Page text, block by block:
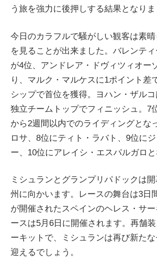
う旅を強力に後押しする結果となりま
今日のカラフルで騒がしい観客は素
を見ることが出来ました。バレンテ
が4位、アンドレア・ドヴィツィオー
り、マルク・マルケスに1ポイント差
シップで首位を獲得。ヨハン・ザル
独立チームトップでフィニッシュ。7
から2週間以内でのライディングとな
ロサ、8位にティト・ラバト、9位に
ー、10位にアレイシ・エスパルガロと
ミシュランとグランプリパドックは
州に向かいます。レースの舞台は3日
が開催されたスペインのヘレス・サ
ースは5月6日に開催されます。再舗
ーキットで、ミシュランは再び新た
迎えるでしょう。